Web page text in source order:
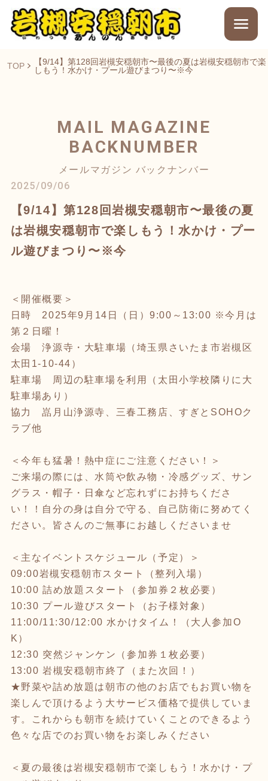
TOP
【9/14】第128回岩槻安穏朝市〜最後の夏は岩槻安穏朝市で楽
しもう！水かけ・プール遊びまつり〜※今
MAIL MAGAZINE
BACKNUMBER
メールマガジン バックナンバー
2025/09/06
【9/14】第128回岩槻安穏朝市〜最後の夏
は岩槻安穏朝市で楽しもう！水かけ・プー
ル遊びまつり〜※今
＜開催概要＞
日時 2025年9月14日（日）9:00～13:00 ※今月は
第２日曜！
会場 浄源寺・大駐車場（埼玉県さいたま市岩槻区
太田1-10-44）
駐車場 周辺の駐車場を利用（太田小学校隣りに大
駐車場あり）
協力 嵓月山浄源寺、三春工務店、すぎとSOHOク
ラブ他
＜今年も猛暑！熱中症にご注意ください！＞
ご来場の際には、水筒や飲み物・冷感グッズ、サン
グラス・帽子・日傘など忘れずにお持ちくださ
い！！自分の身は自分で守る、自己防衛に努めてく
ださい。皆さんのご無事にお越しくださいませ
＜主なイベントスケジュール（予定）＞
09:00岩槻安穏朝市スタート（整列入場）
10:00 詰め放題スタート（参加券２枚必要）
10:30 プール遊びスタート（お子様対象）
11:00/11:30/12:00 水かけタイム！（大人参加O
K）
12:30 突然ジャンケン（参加券１枚必要）
13:00 岩槻安穏朝市終了（また次回！）
★野菜や詰め放題は朝市の他のお店でもお買い物を
楽しんで頂けるよう大サービス価格で提供していま
す。これからも朝市を続けていくことのできるよう
色々な店でのお買い物をお楽しみください
＜夏の最後は岩槻安穏朝市で楽しもう！水かけ・プ